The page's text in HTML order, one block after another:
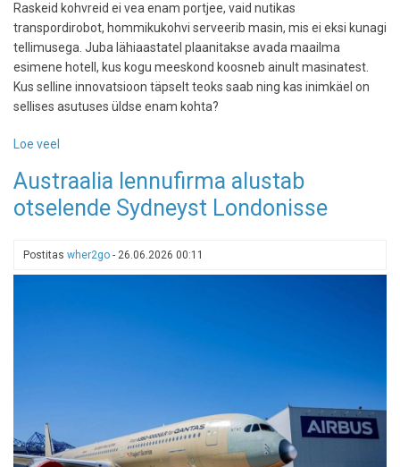
Raskeid kohvreid ei vea enam portjee, vaid nutikas
transpordirobot, hommikukohvi serveerib masin, mis ei eksi kunagi
tellimusega. Juba lähiaastatel plaanitakse avada maailma
esimene hotell, kus kogu meeskond koosneb ainult masinatest.
Kus selline innovatsioon täpselt teoks saab ning kas inimkäel on
sellises asutuses üldse enam kohta?
Loe veel
esimene
täielikult
hotell
Austraalia lennufirma alustab
otselende Sydneyst Londonisse
Postitas wher2go - 26.06.2026 00:11